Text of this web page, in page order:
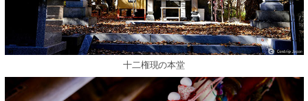
十二権現の本堂